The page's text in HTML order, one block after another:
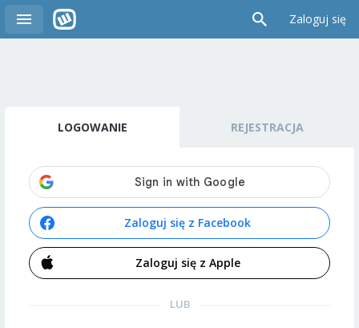
Zaloguj się
LOGOWANIE REJESTRACJA
Zaloguj się z Facebook
Zaloguj się z Apple
LUB